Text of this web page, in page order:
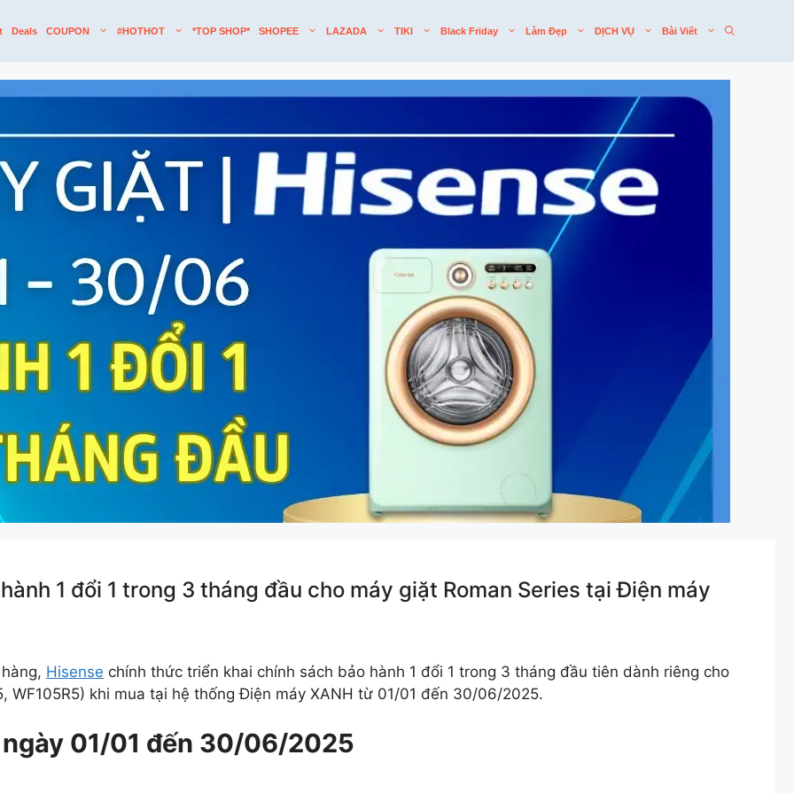
Deals COUPON #HOTHOT *TOP SHOP* SHOPEE LAZADA TIKI Black Friday Làm Đẹp DỊCH VỤ Bài Viết
1 đổi 1 trong 3 tháng đầu cho máy giặt Roman Series tại Điện máy
Hisense chính thức triển khai chính sách bảo hành 1 đổi 1 trong 3 tháng đầu tiên dành riêng cho
WF105R5) khi mua tại hệ thống Điện máy XANH từ 01/01 đến 30/06/2025.
01/01 đến 30/06/2025